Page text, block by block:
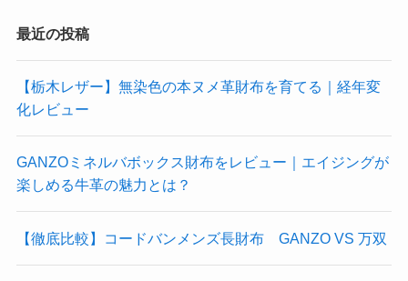
最近の投稿
【栃木レザー】無染色の本ヌメ革財布を育てる｜経年変
化レビュー
GANZOミネルバボックス財布をレビュー｜エイジングが
楽しめる牛革の魅力とは？
【徹底比較】コードバンメンズ長財布 GANZO VS 万双